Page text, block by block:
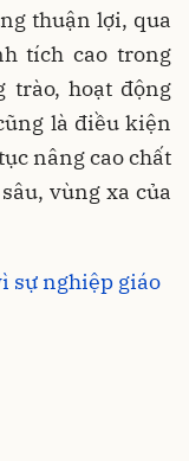
thuận lợi, qua
tích cao trong
trào, hoạt động
là điều kiện
nâng cao chất
vùng xa của
sự nghiệp giáo